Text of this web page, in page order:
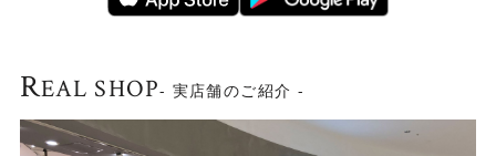
REAL SHOP- 実店舗のご紹介 -